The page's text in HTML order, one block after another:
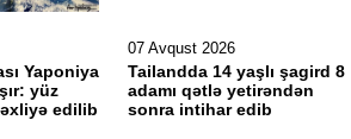
Yaponiya
yüz
edilib
07 Avqust 2026
Tailandda 14 yaşlı şagird 8
adamı qətlə yetirəndən
sonra intihar edib